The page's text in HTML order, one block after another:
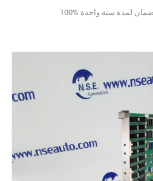
ضمان لمدة سنة واحدة